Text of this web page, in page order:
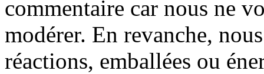
commentaire car nous ne
modérer. En revanche,
réactions, emballées ou